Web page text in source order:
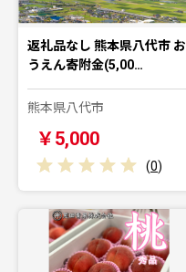
返礼品なし 熊本県八代市 お
うえん寄附金(5,00…
熊本県八代市
￥5,000
(0)